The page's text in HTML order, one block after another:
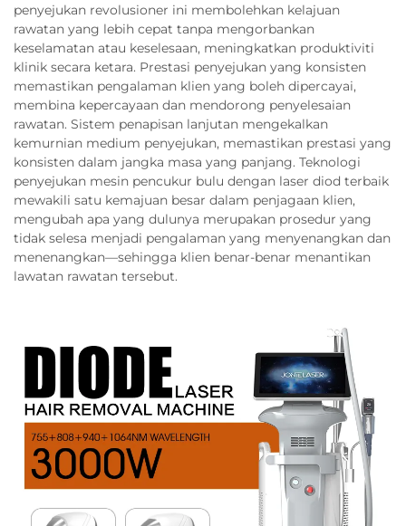
penyejukan revolusioner ini membolehkan kelajuan
rawatan yang lebih cepat tanpa mengorbankan
keselamatan atau keselesaan, meningkatkan produktiviti
klinik secara ketara. Prestasi penyejukan yang konsisten
memastikan pengalaman klien yang boleh dipercayai,
membina kepercayaan dan mendorong penyelesaian
rawatan. Sistem penapisan lanjutan mengekalkan
kemurnian medium penyejukan, memastikan prestasi yang
konsisten dalam jangka masa yang panjang. Teknologi
penyejukan mesin pencukur bulu dengan laser diod terbaik
mewakili satu kemajuan besar dalam penjagaan klien,
mengubah apa yang dulunya merupakan prosedur yang
tidak selesa menjadi pengalaman yang menyenangkan dan
menenangkan—sehingga klien benar-benar menantikan
lawatan rawatan tersebut.